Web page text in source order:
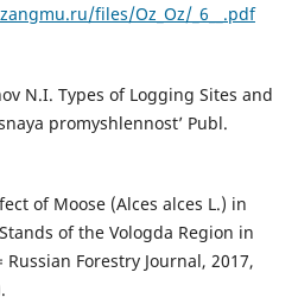
files/Oz_Oz/_6__.pdf
N.I. Types of Logging Sites and
promyshlennost’ Publ.
of Moose (Alces alces L.) in
of the Vologda Region in
Forestry Journal, 2017,